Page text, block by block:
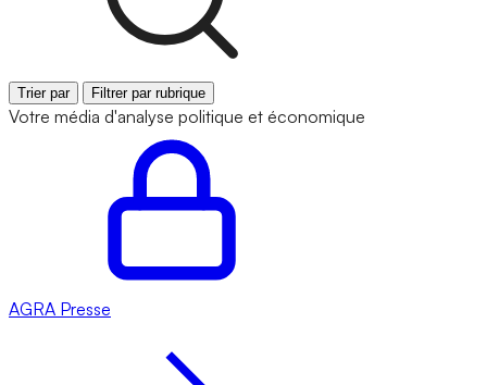
Trier par Filtrer par rubrique
Votre média d'analyse politique et économique
AGRA Presse